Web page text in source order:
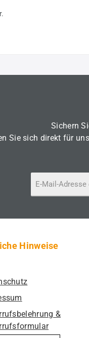
Sichern
Sie sich direkt für
Hinweise
&